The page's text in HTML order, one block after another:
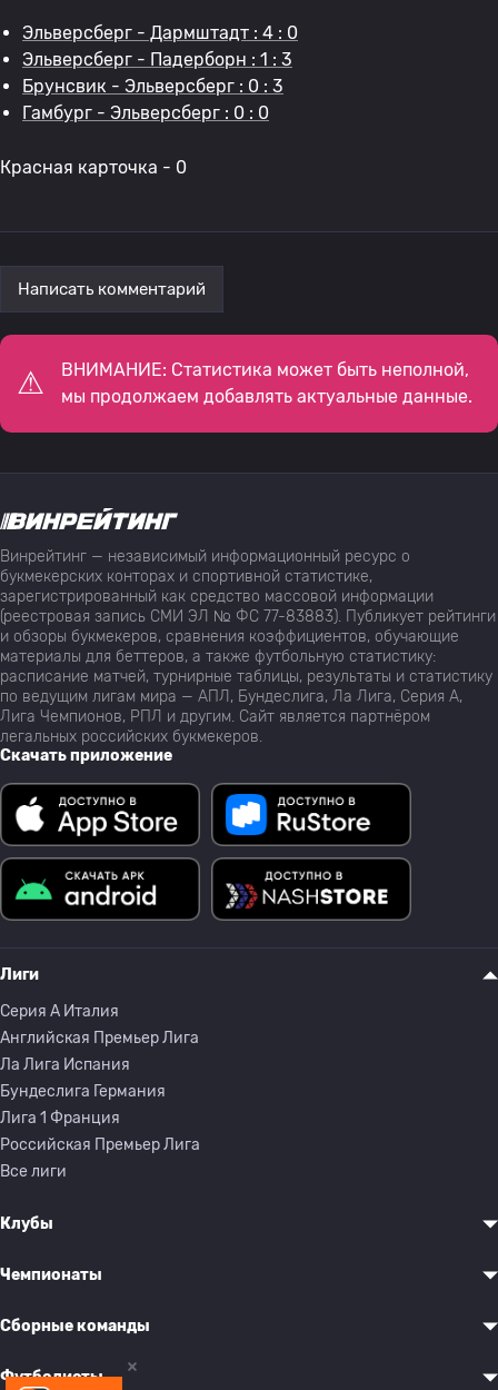
Эльверсберг - Дармштадт : 4 : 0
Эльверсберг - Падерборн : 1 : 3
Брунсвик - Эльверсберг : 0 : 3
Гамбург - Эльверсберг : 0 : 0
Красная карточка - 0
Написать комментарий
ВНИМАНИЕ: Статистика может быть неполной,
мы продолжаем добавлять актуальные данные.
Винрейтинг — независимый информационный ресурс о
букмекерских конторах и спортивной статистике,
зарегистрированный как средство массовой информации
(реестровая запись СМИ ЭЛ № ФС 77-83883). Публикует рейтинги
и обзоры букмекеров, сравнения коэффициентов, обучающие
материалы для беттеров, а также футбольную статистику:
расписание матчей, турнирные таблицы, результаты и статистику
по ведущим лигам мира — АПЛ, Бундеслига, Ла Лига, Серия А,
Лига Чемпионов, РПЛ и другим. Сайт является партнёром
легальных российских букмекеров.
Скачать приложение
Лиги
Серия A Италия
Английская Премьер Лига
Ла Лига Испания
Бундеслига Германия
Лига 1 Франция
Российская Премьер Лига
Все лиги
Клубы
Чемпионаты
Сборные команды
Футболисты